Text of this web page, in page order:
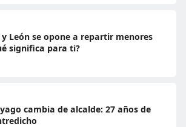
León se opone a repartir menores
significa para ti?
cambia de alcalde: 27 años de